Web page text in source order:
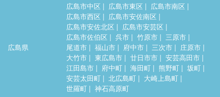
広島県
広島市中区 広島市東区
広島市南区
広島市西区
広島市安佐南区
広島市安佐北区
広島市安芸区
広島市佐伯区
呉市 竹原市
三原市
尾道市
福山市 府中市 三次市
庄原市
大竹市
東広島市 廿日市市
安芸高田市
江田島市
府中町 海田町 熊野町
坂町
安芸太田町
北広島町
大崎上島町
世羅町
神石高原町